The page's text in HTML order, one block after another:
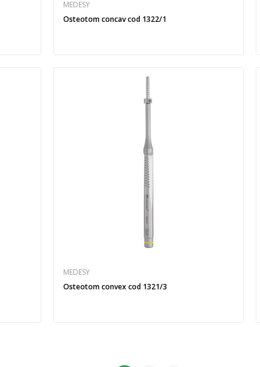
MEDESY
Osteotom concav cod 1322/1
MEDESY
Osteotom convex cod 1321/3